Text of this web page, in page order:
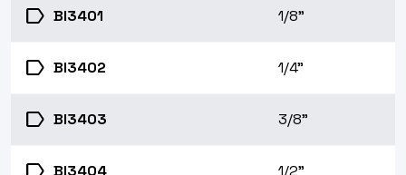
label BI3401 1/8"
label BI3402 1/4"
label BI3403 3/8"
BI3404 1/2"